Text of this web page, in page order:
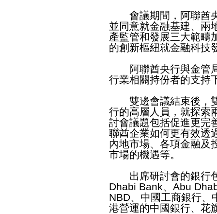
會議期間，阿聯酋央
並同意就金融基建、兩
產監管和發展三大範疇
的創新樞紐就金融科技
阿聯酋央行與金管局
行業相關持份者的支持
雙邊會議結束後，雙
行的高層人員，就探索
討會議題包括促進更完
聯酋企業如何更有效透
內地市場、各項金融及
市場的機遇等。
出席研討會的銀行包
Dhabi Bank、Abu
NBD、中國工商銀行、
港營運的中國銀行、花